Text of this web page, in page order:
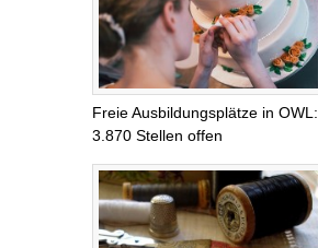
Freie Ausbildungsplätze in OWL:
3.870 Stellen offen